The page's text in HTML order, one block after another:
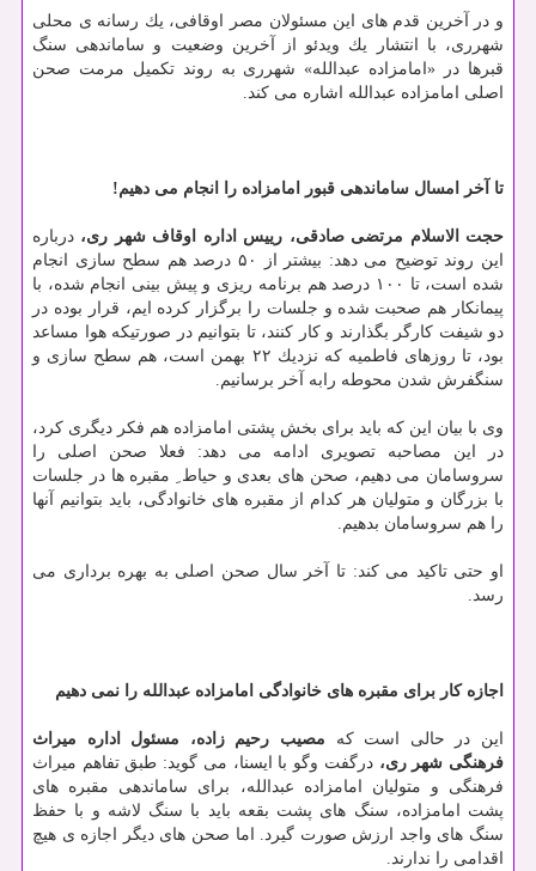
و در آخرین قدم های این مسئولان مصر اوقافی، یك رسانه ی محلی
شهرری، با انتشار یك ویدئو از آخرین وضعیت و ساماندهی سنگ
قبرها در «امامزاده عبدالله» شهرری به روند تكمیل مرمت صحن
اصلی امامزاده عبدالله اشاره می كند.
تا آخر امسال ساماندهی قبور امامزاده را انجام می دهیم!
حجت الاسلام مرتضی صادقی، رییس اداره اوقاف شهر ری، درباره
این روند توضیح می دهد: بیشتر از ۵۰ درصد هم سطح سازی انجام
شده است، تا ۱۰۰ درصد هم برنامه ریزی و پیش بینی انجام شده، با
پیمانكار هم صحبت شده و جلسات را برگزار كرده ایم، قرار بوده در
دو شیفت كارگر بگذارند و كار كنند، تا بتوانیم در صورتیكه هوا مساعد
بود، تا روزهای فاطمیه كه نزدیك ۲۲ بهمن است، هم سطح سازی و
سنگفرش شدن محوطه رابه آخر برسانیم.
وی با بیان این كه باید برای بخش پشتی امامزاده هم فكر دیگری كرد،
در این مصاحبه تصویری ادامه می دهد: فعلا صحن اصلی را
سروسامان می دهیم، صحن های بعدی و حیاط ِ مقبره ها در جلسات
با بزرگان و متولیان هر كدام از مقبره های خانوادگی، باید بتوانیم آنها
را هم سروسامان بدهیم.
او حتی تاكید می كند: تا آخر سال صحن اصلی به بهره برداری می
رسد.
اجازه كار برای مقبره های خانوادگی امامزاده عبدالله را نمی دهیم
این در حالی است كه مصیب رحیم زاده، مسئول اداره میراث
فرهنگی شهر ری،درگفت وگو با ایسنا، می گوید: طبق تفاهم میراث
فرهنگی و متولیان امامزاده عبدالله، برای ساماندهی مقبره های
پشت امامزاده، سنگ های پشت بقعه باید با سنگ لاشه و با حفظ
سنگ های واجد ارزش صورت گیرد. اما صحن های دیگر اجازه ی هیچ
اقدامی را ندارند.